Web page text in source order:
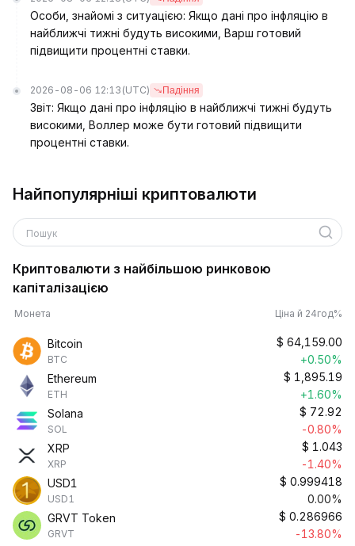
Особи, знайомі з ситуацією: Якщо дані про інфляцію в
найближчі тижні будуть високими, Варш готовий
підвищити процентні ставки.
2026-08-06 12:13 (UTC) Падіння
Звіт: Якщо дані про інфляцію в найближчі тижні будуть
високими, Воллер може бути готовий підвищити
процентні ставки.
Найпопулярніші криптовалюти
Пошук
Криптовалюти з найбільшою ринковою
капіталізацією
Монета Ціна й 24год%
Bitcoin
BTC
$ 64,159.00
+0.50%
Ethereum
ETH
$ 1,895.19
+1.60%
Solana
SOL
$ 72.92
-0.80%
XRP
XRP
$ 1.043
-1.40%
USD1
USD1
$ 0.999418
0.00%
GRVT Token
GRVT
$ 0.286966
-13.80%